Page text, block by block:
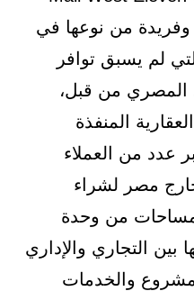
من نوعها في
لم يسبق توافر
المصري من قبل،
المنفذة
عدد من العملاء
مصر لشراء
من وحدة
بين التجاري والإداري
والخدمات